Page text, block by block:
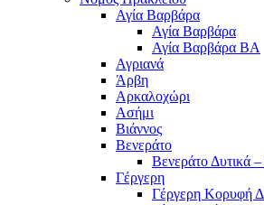
Αγία Βαρβάρα
Αγία Βαρβάρα
Αγία Βαρβάρα ΒΑ
Αγριανά
Άρβη
Αρκαλοχώρι
Ασήμι
Βιάννος
Βενεράτο
Βενεράτο Δυτικά
Γέργερη
Γέργερη Κορυφή